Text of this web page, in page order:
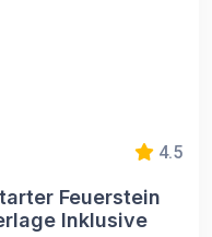
4.5
Feuerstein
Inklusive